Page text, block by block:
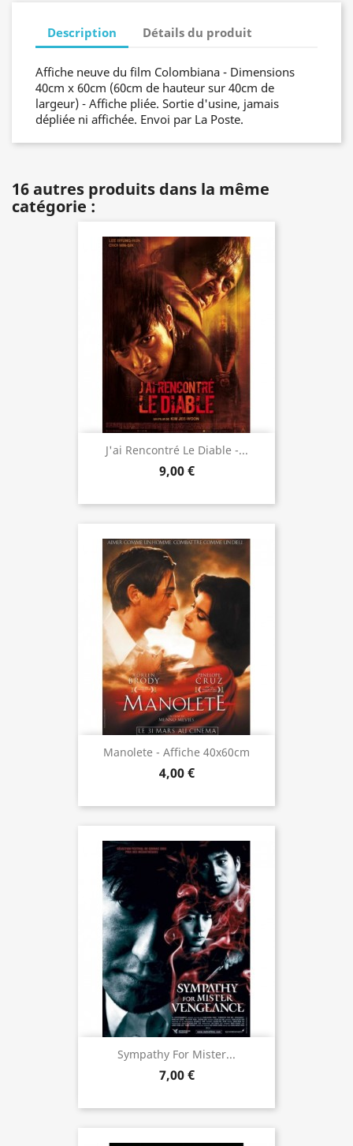
Description Détails du produit
Affiche neuve du film Colombiana - Dimensions
40cm x 60cm (60cm de hauteur sur 40cm de
largeur) - Affiche pliée. Sortie d'usine, jamais
dépliée ni affichée. Envoi par La Poste.
16 autres produits dans la même
catégorie :
J'ai Rencontré Le Diable -...
9,00 €
Manolete - Affiche 40x60cm
4,00 €
Sympathy For Mister...
7,00 €